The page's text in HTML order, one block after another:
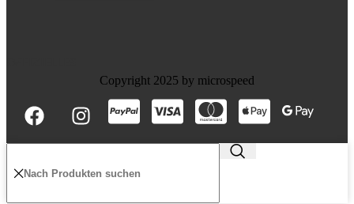
Copyright 2025 by microspeed